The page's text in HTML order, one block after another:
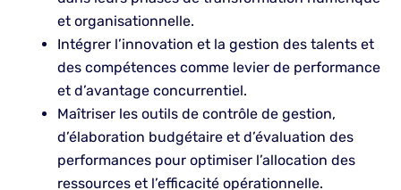
et organisationnelle.
Intégrer l’innovation et la gestion des talents et
des compétences comme levier de performance
et d’avantage concurrentiel.
Maîtriser les outils de contrôle de gestion,
d’élaboration budgétaire et d’évaluation des
performances pour optimiser l’allocation des
ressources et l’efficacité opérationnelle.